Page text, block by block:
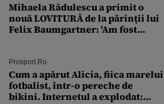
Mihaela Rădulescu a primit o
nouă LOVITURĂ de la părinții lui
Felix Baumgartner: 'Am fost
Prosport.ro
Cum a apărut Alicia, fiica marelui
fotbalist, într-o pereche de
bikini. Internetul a explodat: